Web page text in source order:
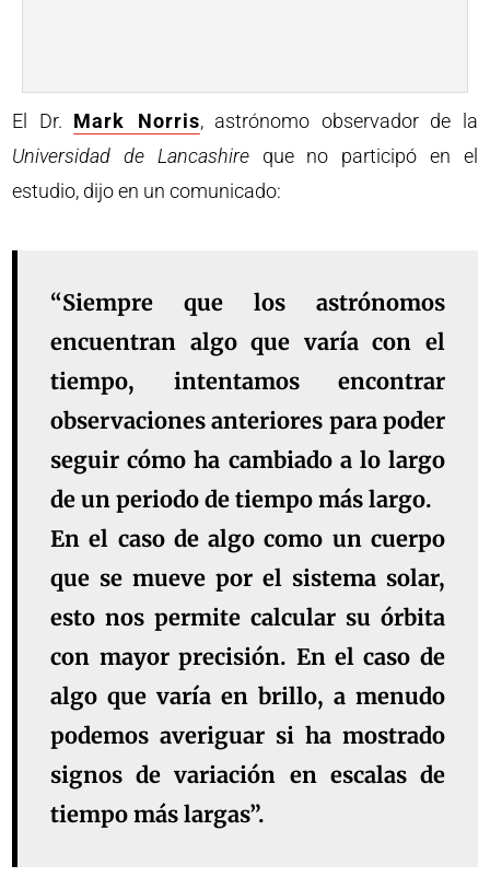
El Dr. Mark Norris, astrónomo observador de la
Universidad de Lancashireque no participó en el
estudio, dijo en un comunicado:
“Siempre que los astrónomos
encuentran algo que varía con el
tiempo, intentamos encontrar
observaciones anteriores para poder
seguir cómo ha cambiado a lo largo
de un periodo de tiempo más largo.
En el caso de algo como un cuerpo
que se mueve por el sistema solar,
esto nos permite calcular su órbita
con mayor precisión. En el caso de
algo que varía en brillo, a menudo
podemos averiguar si ha mostrado
signos de variación en escalas de
tiempo más largas”.